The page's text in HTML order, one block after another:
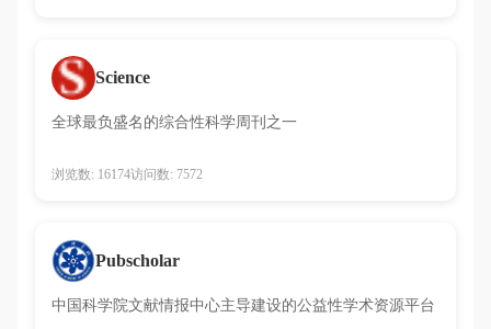
Science
全球最负盛名的综合性科学周刊之一
浏览数: 16174访问数: 7572
Pubscholar
中国科学院文献情报中心主导建设的公益性学术资源平台